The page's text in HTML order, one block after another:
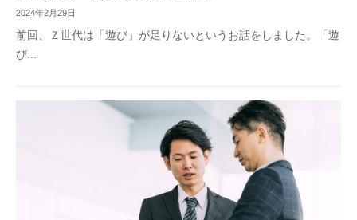
2024年2月29日
前回、Ｚ世代は「遊び」が足りないというお話をしました。「遊
び...